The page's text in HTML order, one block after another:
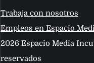
Trabaja con nosotros
Empleos en Espacio
2026 Espacio Media
reservados